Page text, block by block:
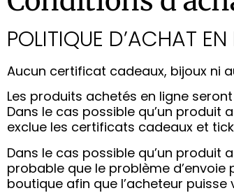
POLITIQUE D’ACHAT EN
Aucun certificat cadeaux, bijoux ni
Les produits achetés en ligne
Dans le cas possible qu’un produit
exclue les certificats cadeaux et
Dans le cas possible qu’un produit
probable que le problème d’envoie
boutique afin que l’acheteur